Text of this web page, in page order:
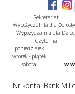
Sekretariat
Wypożyczalnia dla
Wypożyczalnia dla Dzieci
Czytelnia
poniedziałek
wtorek - piątek
sobota
w
Nr konta: Bank